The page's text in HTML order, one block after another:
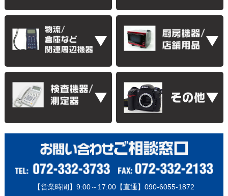
【営業時間】9:00～17:00【直通】090-6055-1872